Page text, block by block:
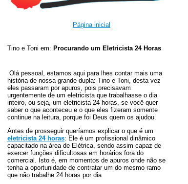
Página inicial
Tino e Toni em: Procurando um Eletricista 24 Horas
Olá pessoal, estamos aqui para lhes contar mais uma
história de nossa grande dupla: Tino e Toni, desta vez
eles passaram por apuros, pois precisavam
urgentemente de um eletricista que trabalhasse o dia
inteiro, ou seja, um eletricista 24 horas, se você quer
saber o que aconteceu e o que eles fizeram somente
continue na leitura, porque foi Deus quem os ajudou.
Antes de prosseguir queríamos explicar o que é um
eletricista 24 horas: Ele é um profissional dinâmico
capacitado na área de Elétrica, sendo assim capaz de
exercer funções dificultosas em horários fora do
comercial. Isto é, em momentos de apuros onde não se
tenha a oportunidade de contratar um do mesmo ramo
que não trabalhe 24 horas por dia